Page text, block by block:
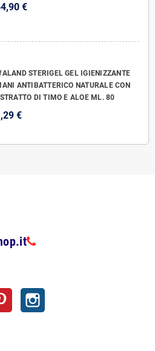
€
STERIGEL GEL IGIENIZZANTE
ANTIBATTERICO NATURALE CON
DI TIMO E ALOE ML. 80
€
Pinterest